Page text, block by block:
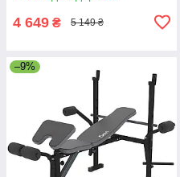
4 649 ₴ 5 149 ₴
–9%